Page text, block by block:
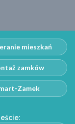
mieszkań
zamków
Zamek